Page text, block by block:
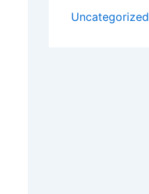
Uncategorized